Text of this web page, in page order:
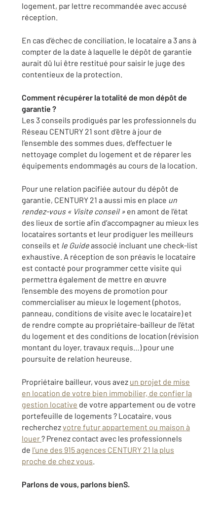
logement, par lettre recommandée avec accusé
réception.
En cas d’échec de conciliation, le locataire a 3 ans à
compter de la date à laquelle le dépôt de garantie
aurait dû lui être restitué pour saisir le juge des
contentieux de la protection.
Comment récupérer la totalité de mon dépôt de
garantie ?
Les 3 conseils prodigués par les professionnels du
Réseau CENTURY 21 sont d’être à jour de
l’ensemble des sommes dues, d’effectuer le
nettoyage complet du logement et de réparer les
équipements endommagés au cours de la location.
Pour une relation pacifiée autour du dépôt de
garantie, CENTURY 21 a aussi mis en place un
rendez-vous « Visite conseil » en amont de l’état
des lieux de sortie afin d’accompagner au mieux les
locataires sortants et leur prodiguer les meilleurs
conseils et le Guideassocié incluant une check-list
exhaustive. A réception de son préavis le locataire
est contacté pour programmer cette visite qui
permettra également de mettre en œuvre
l’ensemble des moyens de promotion pour
commercialiser au mieux le logement (photos,
panneau, conditions de visite avec le locataire) et
de rendre compte au propriétaire-bailleur de l’état
du logement et des conditions de location (révision
montant du loyer, travaux requis…) pour une
poursuite de relation heureuse.
Propriétaire bailleur, vous avez un projet de mise
en location de votre bien immobilier, de confier la
gestion locative de votre appartement ou de votre
portefeuille de logements ? Locataire, vous
recherchezvotre futur appartement ou maison à
louer? Prenez contact avec les professionnels
de l’une des 915 agences CENTURY 21 la plus
proche de chez vous.
Parlons de vous, parlons bienS.